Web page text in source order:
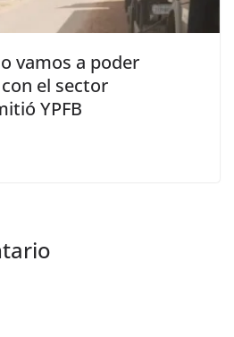
vamos a poder
el sector
YPFB